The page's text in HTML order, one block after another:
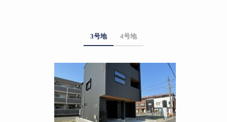
3号地 4号地